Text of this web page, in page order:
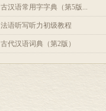
古汉语常用字字典（第5版...
法语听写听力初级教程
古代汉语词典（第2版）